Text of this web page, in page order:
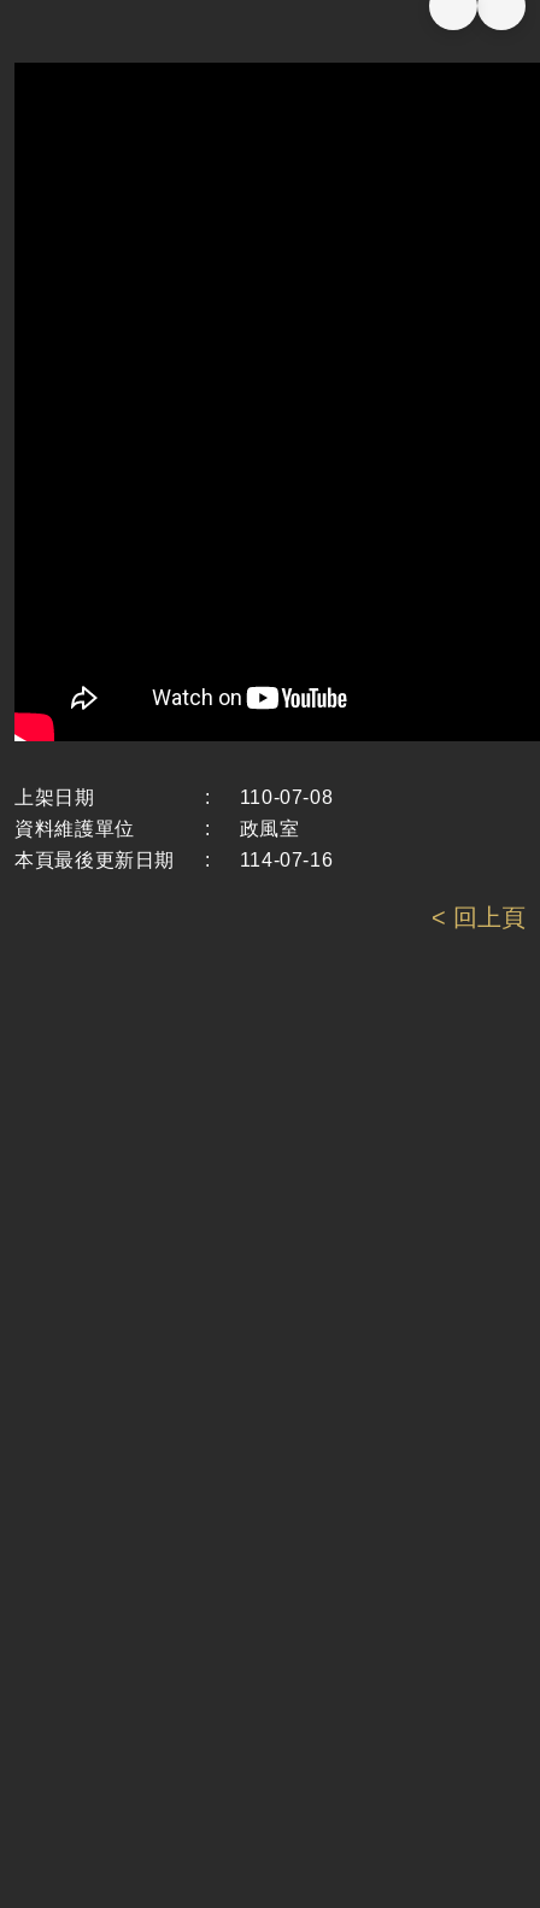
上架日期 :
110-07-08
資料維護單位
:
政風室
本頁最後更新日期
: 114-07-16
< 回上頁